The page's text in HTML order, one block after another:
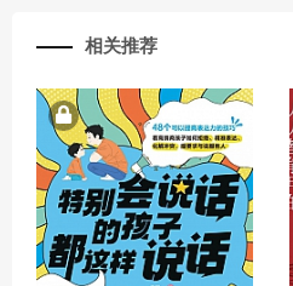
相关推荐